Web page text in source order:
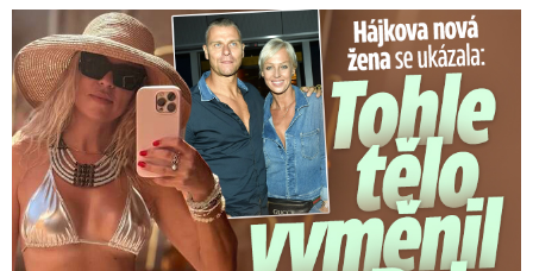
Tohle tělo nahradilo Belo: Nová partnerka se ukázala...